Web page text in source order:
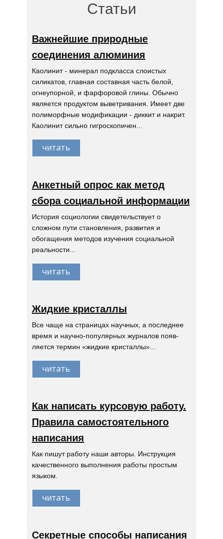
Статьи
Важнейшие природные
соединения алюминия
Каолинит - минерал подкласса слоистых
силикатов, главная составная часть белой,
огнеупорной, и фарфоровой глины. Обычно
является продуктом выветривания. Имеет две
полиморфные модификации - диккит и накрит.
Каолинит сильно гигроскопичен...
читать
Анкетный опрос как метод
сбора социальной информации
История социологии свидетельствует о
сложном пути становления, развития и
обогащения методов изучения социальной
реальности...
читать
Жидкие кристаллы
Все чаще на страницах научных, а последнее
время и научно-популярных журналов появ-
ляется термин «жидкие кристаллы»...
читать
Как написать курсовую работу.
Правила самостоятельного
написания
Как пишут работу наши авторы. Инструкция
качественного выполнения работы простым
языком.
читать
Секретные способы написания